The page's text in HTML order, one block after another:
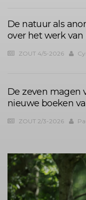
De natuur als
over het werk van
ZOUT 4/5-2026
De zeven magen
nieuwe boeken
ZOUT 2/3-2026